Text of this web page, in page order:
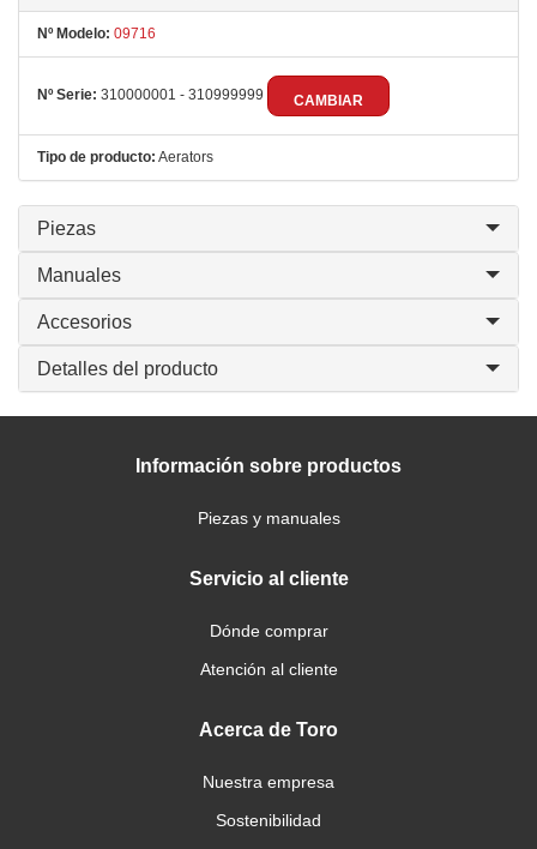
Nº Modelo: 09716
Nº Serie: 310000001 - 310999999 CAMBIAR
Tipo de producto: Aerators
Piezas
Manuales
Accesorios
Detalles del producto
Información sobre productos
Piezas y manuales
Servicio al cliente
Dónde comprar
Atención al cliente
Acerca de Toro
Nuestra empresa
Sostenibilidad